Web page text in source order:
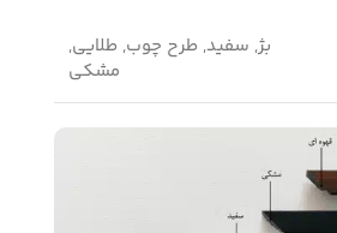
بژ, سفید, طرح چوب, طلایی,
مشکی